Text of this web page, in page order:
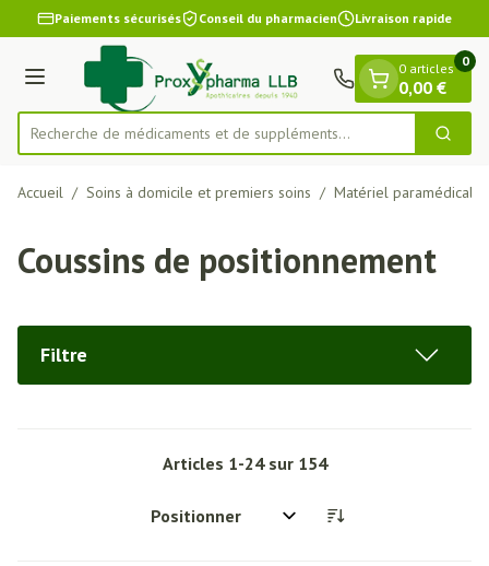
Aller au contenu
1 de 1
Paiements sécurisés Conseil du pharmacien Livraison rapide
Menu
Rechercher
Recherche de médicaments et de
0 articles
0,00 €
0
Accueil / Soins à domicile et premiers soins / Matériel paramédical
Coussins de positionnement
Filtre
Articles 1-24sur 154
Trier par: